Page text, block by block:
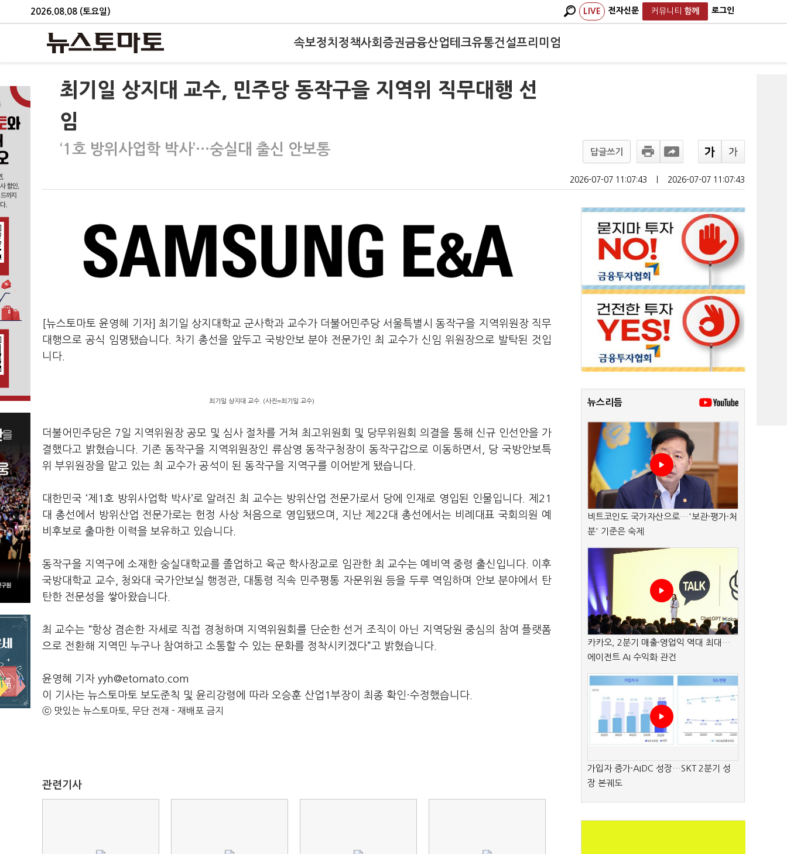
2026.08.08 (토요일) LIVE 전자신문 커뮤니티 함께 로그인
속보정치 정책사회 증권금융산업테크유통건설프리미엄
최기일 상지대 교수, 민주당 동작구을 지역위 직무대행 선
임
‘1호 방위사업학 박사’…숭실대 출신 안보통 답글쓰기
2026-07-07 11:07:43 2026-07-07 11:07:43
[뉴스토마토 윤영혜 기자] 최기일 상지대학교 군사학과 교수가 더불어민주당 서울특별시 동작구을 지역위원장 직무
대행으로 공식 임명됐습니다. 차기 총선을 앞두고 국방안보 분야 전문가인 최 교수가 신임 위원장으로 발탁된 것입
니다.
최기일 상지대 교수. (사진=최기일 교수)
더불어민주당은 7일 지역위원장 공모 및 심사 절차를 거쳐 최고위원회 및 당무위원회 의결을 통해 신규 인선안을 가
결했다고 밝혔습니다. 기존 동작구을 지역위원장인 류삼영 동작구청장이 동작구갑으로 이동하면서, 당 국방안보특
위 부위원장을 맡고 있는 최 교수가 공석이 된 동작구을 지역구를 이어받게 됐습니다.
대한민국 ‘제1호 방위사업학 박사’로 알려진 최 교수는 방위산업 전문가로서 당에 인재로 영입된 인물입니다. 제21
대 총선에서 방위산업 전문가로는 헌정 사상 처음으로 영입됐으며, 지난 제22대 총선에서는 비례대표 국회의원 예
비후보로 출마한 이력을 보유하고 있습니다.
동작구을 지역구에 소재한 숭실대학교를 졸업하고 육군 학사장교로 임관한 최 교수는 예비역 중령 출신입니다. 이후
국방대학교 교수, 청와대 국가안보실 행정관, 대통령 직속 민주평통 자문위원 등을 두루 역임하며 안보 분야에서 탄
탄한 전문성을 쌓아왔습니다.
최 교수는 “항상 겸손한 자세로 직접 경청하며 지역위원회를 단순한 선거 조직이 아닌 지역당원 중심의 참여 플랫폼
으로 전환해 지역민 누구나 참여하고 소통할 수 있는 문화를 정착시키겠다”고 밝혔습니다.
윤영혜 기자 yyh@etomato.com
이 기사는 뉴스토마토 보도준칙 및 윤리강령에 따라 오승훈 산업1부장이 최종 확인·수정했습니다.
ⓒ 맛있는 뉴스토마토, 무단 전재 - 재배포 금지
관련기사
뉴스리듬
비트코인도 국가자산으로…'보관·평가·처
분' 기준은 숙제
카카오, 2분기 매출·영업익 역대 최대…
에이전트 AI 수익화 관건
가입자 증가·AIDC 성장…SKT 2분기 성
장 본궤도